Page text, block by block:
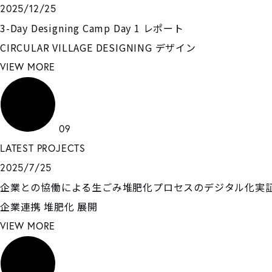
2025/12/25
3-Day Designing Camp Day 1 レポート
CIRCULAR VILLAGE DESIGNING デザイン
VIEW MORE
09
LATEST PROJECTS
2025/7/25
企業との協働による生ごみ堆肥化プロセスのデジタル化実
企業連携 堆肥化 展開
VIEW MORE